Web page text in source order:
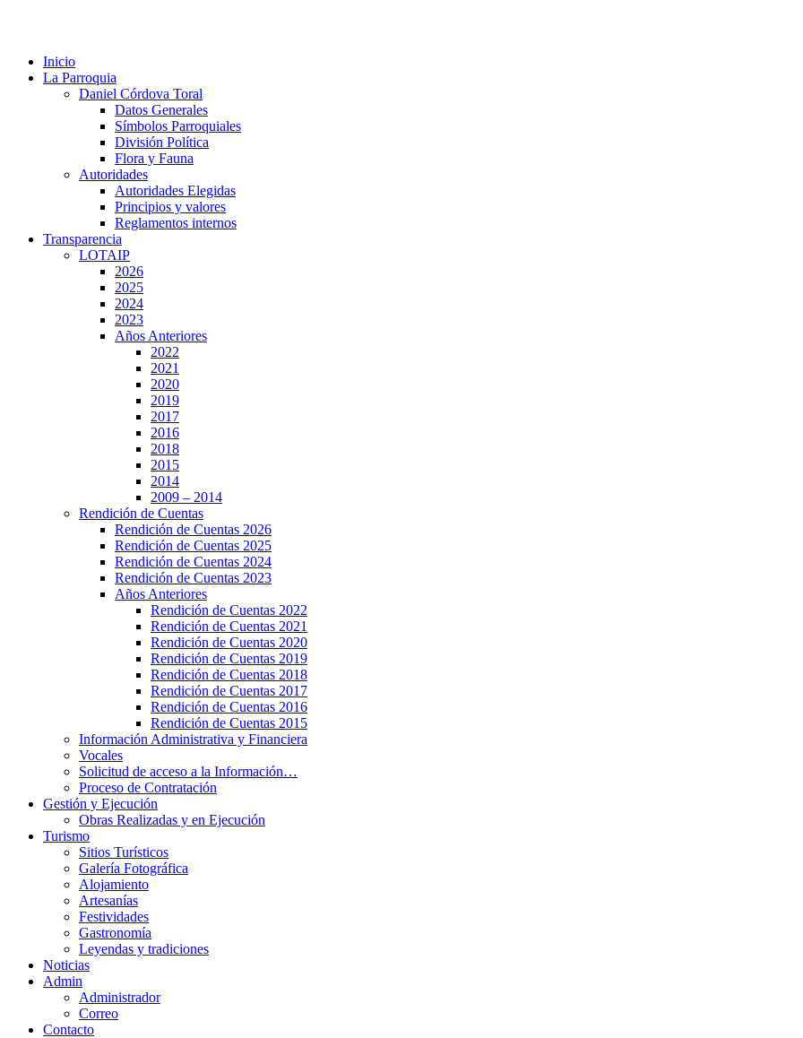
Inicio
La Parroquia
Daniel Córdova Toral
Datos Generales
Símbolos Parroquiales
División Política
Flora y Fauna
Autoridades
Autoridades Elegidas
Principios y valores
Reglamentos internos
Transparencia
LOTAIP
2026
2025
2024
2023
Años Anteriores
2022
2021
2020
2019
2017
2016
2018
2015
2014
2009 – 2014
Rendición de Cuentas
Rendición de Cuentas 2026
Rendición de Cuentas 2025
Rendición de Cuentas 2024
Rendición de Cuentas 2023
Años Anteriores
Rendición de Cuentas 2022
Rendición de Cuentas 2021
Rendición de Cuentas 2020
Rendición de Cuentas 2019
Rendición de Cuentas 2018
Rendición de Cuentas 2017
Rendición de Cuentas 2016
Rendición de Cuentas 2015
Información Administrativa y Financiera
Vocales
Solicitud de acceso a la Información…
Proceso de Contratación
Gestión y Ejecución
Obras Realizadas y en Ejecución
Turismo
Sitios Turísticos
Galería Fotográfica
Alojamiento
Artesanías
Festividades
Gastronomía
Leyendas y tradiciones
Noticias
Admin
Administrador
Correo
Contacto